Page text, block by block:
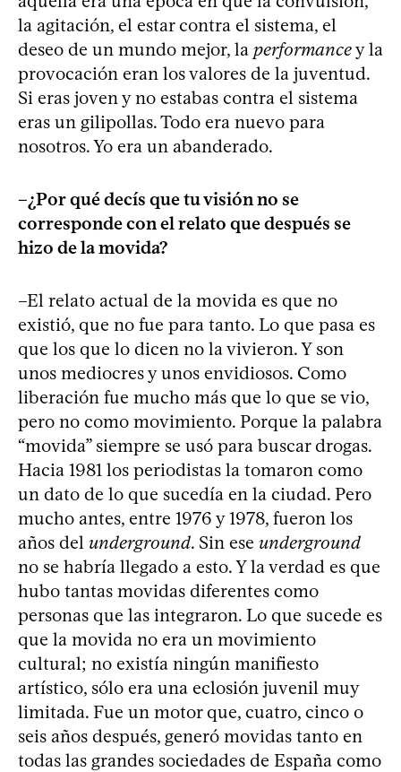
la agitación, el estar contra el sistema, el
deseo de un mundo mejor, la performancey la
provocación eran los valores de la juventud.
Si eras joven y no estabas contra el sistema
eras un gilipollas. Todo era nuevo para
nosotros. Yo era un abanderado.
–¿Por qué decís que tu visión no se
corresponde con el relato que después se
hizo de la movida?
–El relato actual de la movida es que no
existió, que no fue para tanto. Lo que pasa es
que los que lo dicen no la vivieron. Y son
unos mediocres y unos envidiosos. Como
liberación fue mucho más que lo que se vio,
pero no como movimiento. Porque la palabra
“movida” siempre se usó para buscar drogas.
Hacia 1981 los periodistas la tomaron como
un dato de lo que sucedía en la ciudad. Pero
mucho antes, entre 1976 y 1978, fueron los
años del underground. Sin ese underground
no se habría llegado a esto. Y la verdad es que
hubo tantas movidas diferentes como
personas que las integraron. Lo que sucede es
que la movida no era un movimiento
cultural; no existía ningún manifiesto
artístico, sólo era una eclosión juvenil muy
limitada. Fue un motor que, cuatro, cinco o
seis años después, generó movidas tanto en
todas las grandes sociedades de España como